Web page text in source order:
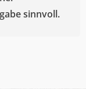
sinnvoll.